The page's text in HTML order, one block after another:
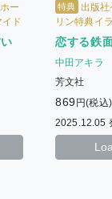
ー
ド
特典 出版社
リン特典イ
恋する鉄
中田アキラ
芳文社
869円(税込)
2025.12.05